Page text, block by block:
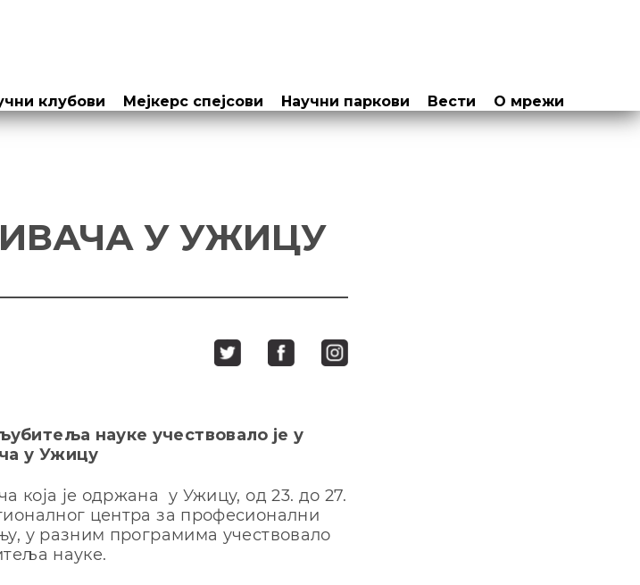
клубови Мејкерс спејсови Научни паркови Вести О мрежи
У УЖИЦУ
науке учествовало је у
у Ужицу
која је одржана у Ужицу, од 23. до 27.
центра за професионални
у разним програмима учествовало
науке.